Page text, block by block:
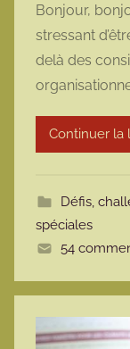
Bonjour,
stressant
delà des
Continuer la
Défis,
spéciales
54